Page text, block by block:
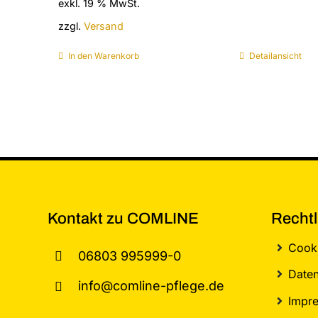
exkl. 19 % MwSt.
zzgl.Versand
In den Warenkorb Detailansicht
Kontakt zu COMLINE
06803 995999-0
info@comline-pflege.de